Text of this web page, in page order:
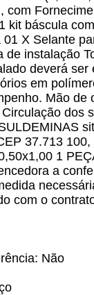
com
kit báscula
X Selante
instalação
deverá
em
Mão de
dos
37.713
1
a
com o
Não